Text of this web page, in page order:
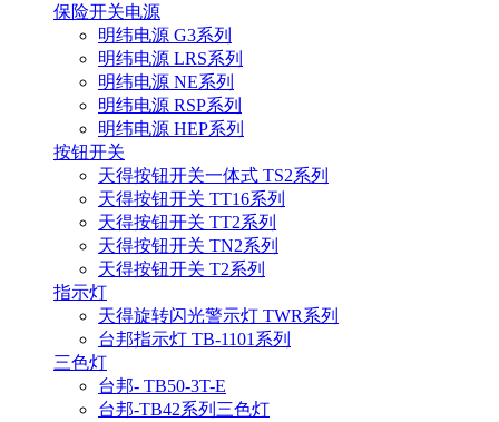
保险开关电源
明纬电源 G3系列
明纬电源 LRS系列
明纬电源 NE系列
明纬电源 RSP系列
明纬电源 HEP系列
按钮开关
天得按钮开关一体式 TS2系列
天得按钮开关 TT16系列
天得按钮开关 TT2系列
天得按钮开关 TN2系列
天得按钮开关 T2系列
指示灯
天得旋转闪光警示灯 TWR系列
台邦指示灯 TB-1101系列
三色灯
台邦- TB50-3T-E
台邦-TB42系列三色灯